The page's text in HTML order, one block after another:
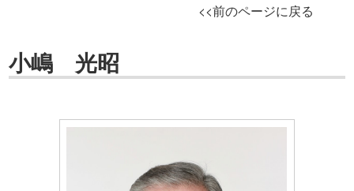
<<前のページに戻る
小嶋 光昭